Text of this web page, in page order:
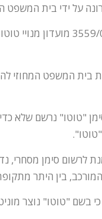
על ידי בית המשפט
ההחלטה ניתנה במסגרת
בית המשפט המחוזי
"טוטו" נרשם שלא
לרשום סימן מסחרי,
בין היתר
בשם "טוטו" נוצר